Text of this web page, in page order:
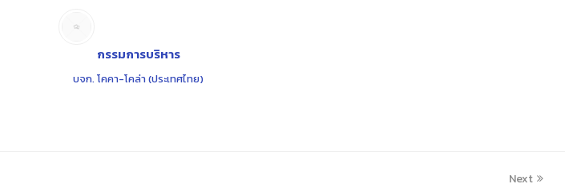
กรรมการบริหาร
บจก. โคคา-โคล่า (ประเทศไทย)
Next